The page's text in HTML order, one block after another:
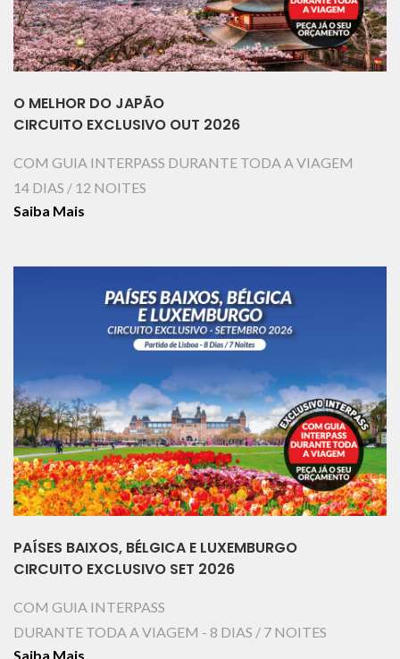
O MELHOR DO JAPÃO
CIRCUITO EXCLUSIVO OUT 2026
COM GUIA INTERPASS DURANTE TODA A VIAGEM
14 DIAS / 12 NOITES
Saiba Mais
PAÍSES BAIXOS, BÉLGICA E LUXEMBURGO
CIRCUITO EXCLUSIVO SET 2026
COM GUIA INTERPASS
DURANTE TODA A VIAGEM - 8 DIAS / 7 NOITES
Saiba Mais